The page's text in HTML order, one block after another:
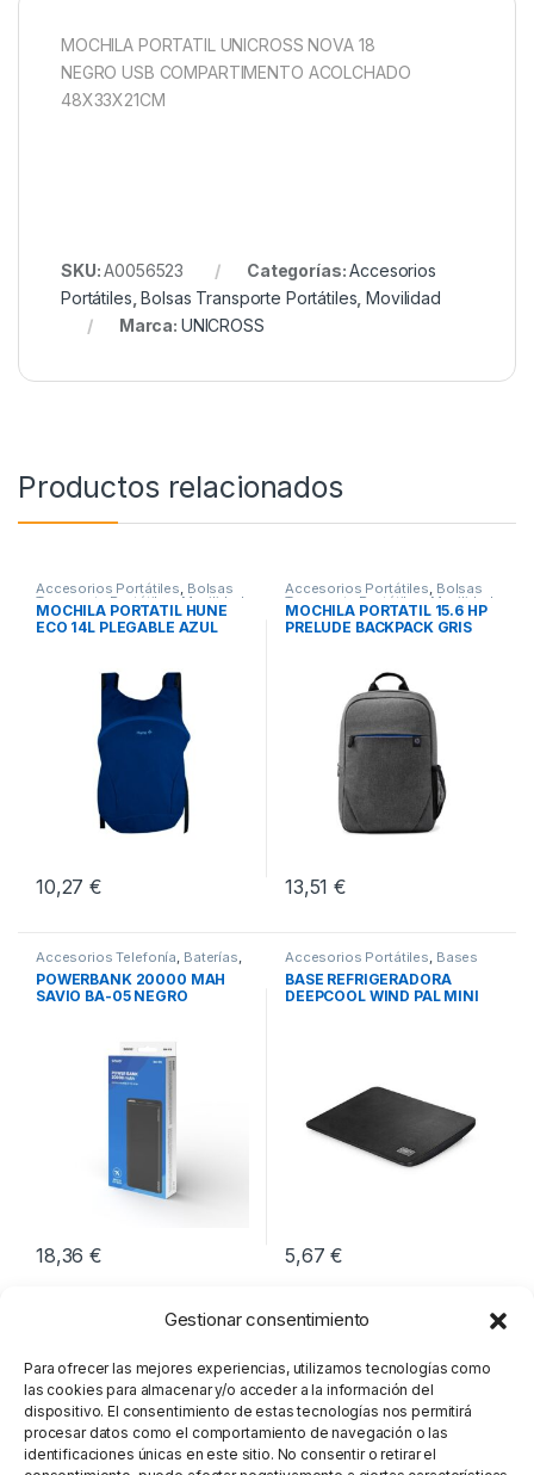
Gestionar consentimiento
Para ofrecer las mejores experiencias, utilizamos tecnologías como
las cookies para almacenar y/o acceder a la información del
dispositivo. El consentimiento de estas tecnologías nos permitirá
procesar datos como el comportamiento de navegación o las
identificaciones únicas en este sitio. No consentir o retirar el
MOCHILA PORTATIL UNICROSS NOVA 18
NEGRO USB COMPARTIMENTO ACOLCHADO
48X33X21CM
SKU:A0056523 Categorías:Accesorios
Portátiles ,Bolsas Transporte Portátiles ,Movilidad
Marca: UNICROSS
Productos relacionados
Accesorios Portátiles, Bolsas
Transporte Portátiles, Movilidad
MOCHILA PORTATIL HUNE
ECO 14L PLEGABLE AZUL
10,27€
Accesorios Portátiles, Bolsas
Transporte Portátiles, Movilidad
MOCHILA PORTATIL 15.6 HP
PRELUDE BACKPACK GRIS
13,51€
Accesorios Telefonía, Baterías,
Movilidad
POWERBANK 20000 MAH
SAVIO BA-05 NEGRO
18,36€
Accesorios Portátiles, Bases
Refrigeradoras,Movilidad
BASE REFRIGERADORA
DEEPCOOL WIND PAL MINI
5,67€